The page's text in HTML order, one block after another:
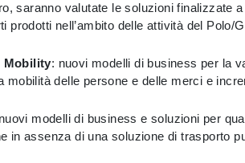
saranno valutate le soluzioni finalizzate
prodotti nell’ambito delle attività del Polo/
Mobility: nuovi modelli di business per la
delle persone e delle merci e
modelli di business e soluzioni per
in assenza di una soluzione di trasporto